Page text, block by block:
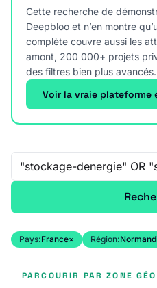
Cette recherche de
Deepbloo et n’en montre
complète couvre aussi les
amont, 200 000+ projets
des filtres bien plus avancés.
Voir la vraie plateforme
Recherche libre
Pays:France× Région:
PARCOURIR PAR ZONE